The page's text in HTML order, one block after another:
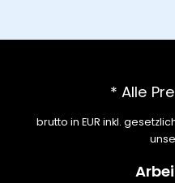
* Alle
brutto in EUR inkl.